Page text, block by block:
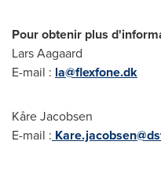
Pour obtenir plus
Lars Aagaard
E-mail : la@flexfone.dk
Kåre Jacobsen
E-mail :